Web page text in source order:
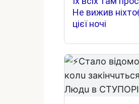
Не вижив
цієї ночі